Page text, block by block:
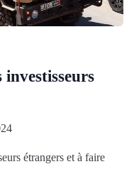
étrangers et à faire